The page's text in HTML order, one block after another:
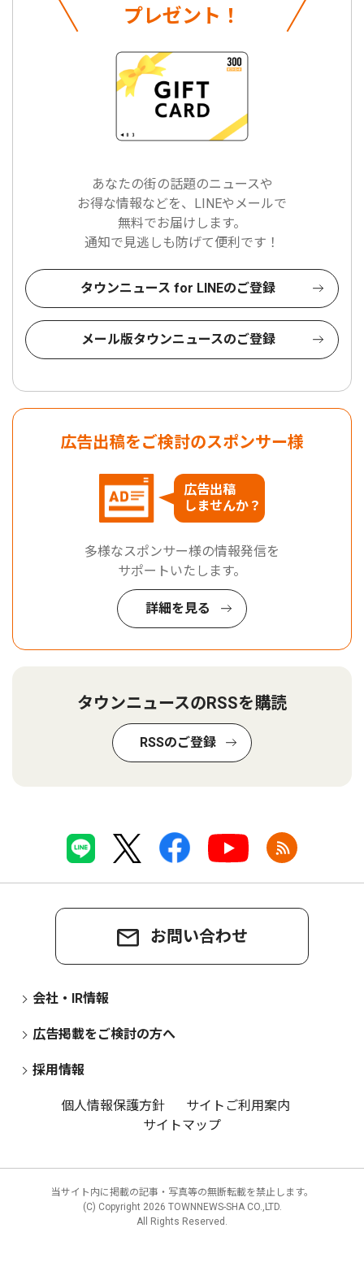
プレゼント！
あなたの街の話題のニュースや
お得な情報などを、LINEやメールで
無料でお届けします。
通知で見逃しも防げて便利です！
タウンニュース for LINEのご登録
メール版タウンニュースのご登録
広告出稿をご検討のスポンサー様
広告出稿
しませんか？
多様なスポンサー様の情報発信を
サポートいたします。
詳細を見る
タウンニュースのRSSを購読
RSSのご登録
お問い合わせ
会社・IR情報
広告掲載をご検討の方へ
採用情報
個人情報保護方針
サイトご利用案内
サイトマップ
当サイト内に掲載の記事・写真等の無断転載を禁止します。
(C) Copyright 2026 TOWNNEWS-SHA CO.,LTD.
All Rights Reserved.